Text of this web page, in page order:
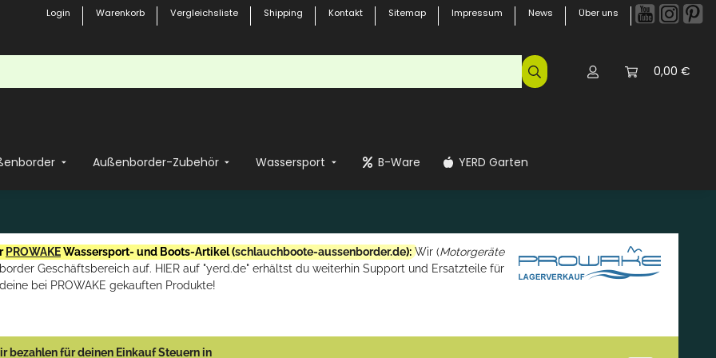
Login Warenkorb Vergleichsliste Shipping Kontakt Sitemap Impressum News Über uns
0,00 €
Außenborder-Zubehör Wassersport B-Ware YERD Garten
PROWAKEWassersport- und Boots-Artikel (schlauchboote-aussenborder.de): Wir (Motorgeräte
Geschäftsbereich auf. HIER auf "yerd.de" erhältst du weiterhin Support und Ersatzteile für
deine bei PROWAKE gekauften Produkte!
bezahlen für deinen Einkauf Steuern in